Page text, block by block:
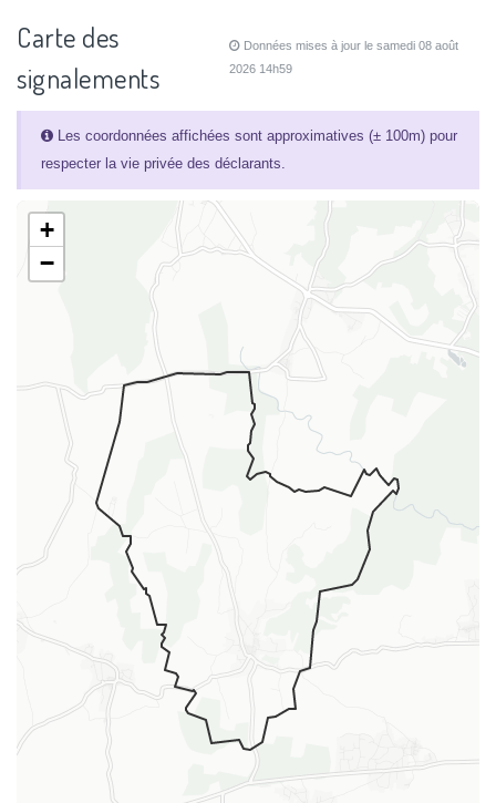
Carte des
signalements
Données mises à jour le samedi 08 août
2026 14h59
Les coordonnées affichées sont approximatives (± 100m) pour
respecter la vie privée des déclarants.
+
−